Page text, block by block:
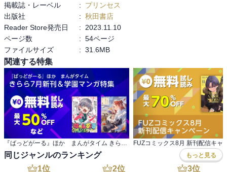
掲載誌・レーベル
:
プリンセス
出版社
: 秋田書店
Reader Store発売日
:
2023.11.10
ページ数
: 54ページ
ファイルサイズ
: 31.6MB
関連する特集
『ばっどがーる』ほか まんがタイム きらら7月新刊＆学園マンガ特集 FUZコミックス8月 新刊配信キャ
同じジャンルのランキング もっと見る
1位 2位 3位